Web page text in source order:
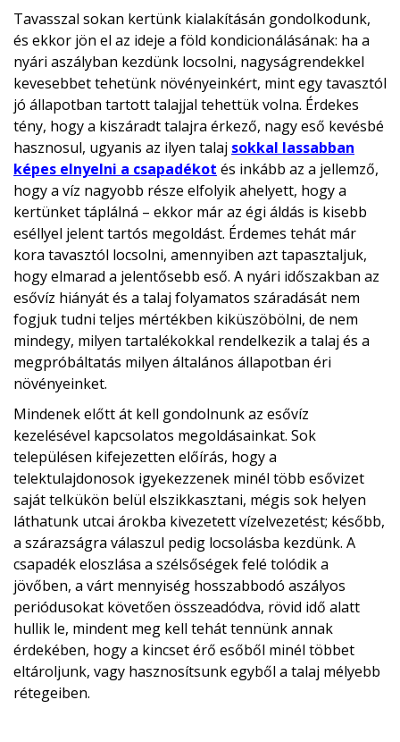
Tavasszal sokan kertünk kialakításán gondolkodunk,
és ekkor jön el az ideje a föld kondicionálásának: ha a
nyári aszályban kezdünk locsolni, nagyságrendekkel
kevesebbet tehetünk növényeinkért, mint egy tavasztól
jó állapotban tartott talajjal tehettük volna. Érdekes
tény, hogy a kiszáradt talajra érkező, nagy eső kevésbé
hasznosul, ugyanis az ilyen talaj sokkal lassabban
képes elnyelni a csapadékot és inkább az a jellemző,
hogy a víz nagyobb része elfolyik ahelyett, hogy a
kertünket táplálná – ekkor már az égi áldás is kisebb
eséllyel jelent tartós megoldást. Érdemes tehát már
kora tavasztól locsolni, amennyiben azt tapasztaljuk,
hogy elmarad a jelentősebb eső. A nyári időszakban az
esővíz hiányát és a talaj folyamatos száradását nem
fogjuk tudni teljes mértékben kiküszöbölni, de nem
mindegy, milyen tartalékokkal rendelkezik a talaj és a
megpróbáltatás milyen általános állapotban éri
növényeinket.
Mindenek előtt át kell gondolnunk az esővíz
kezelésével kapcsolatos megoldásainkat. Sok
településen kifejezetten előírás, hogy a
telektulajdonosok igyekezzenek minél több esővizet
saját telkükön belül elszikkasztani, mégis sok helyen
láthatunk utcai árokba kivezetett vízelvezetést; később,
a szárazságra válaszul pedig locsolásba kezdünk. A
csapadék eloszlása a szélsőségek felé tolódik a
jövőben, a várt mennyiség hosszabbodó aszályos
periódusokat követően összeadódva, rövid idő alatt
hullik le, mindent meg kell tehát tennünk annak
érdekében, hogy a kincset érő esőből minél többet
eltároljunk, vagy hasznosítsunk egyből a talaj mélyebb
rétegeiben.